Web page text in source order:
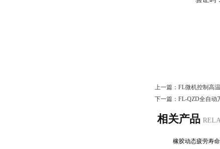
上一篇： FL微机控制高
下一篇： FL-QZD全自动
相关产品
橡胶动态疲劳寿